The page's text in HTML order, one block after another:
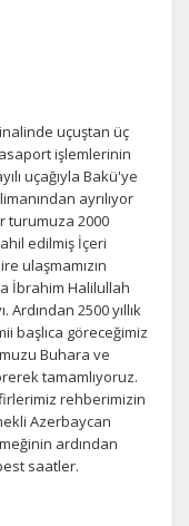
uçuştan üç
işlemlerinin
uçağıyla Bakü'ye
ayrılıyor
turumuza 2000
edilmiş İçeri
ulaşmamızın
İbrahim Halilullah
2500 yıllık
başlıca göreceğimiz
Buhara ve
tamamlıyoruz.
rehberimizin
Azerbaycan
ardından
saatler.